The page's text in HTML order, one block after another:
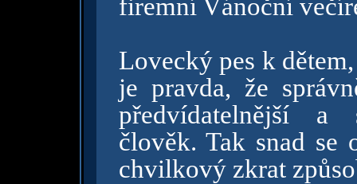
firemní Vánoční
Lovecký pes k
je pravda, že
předvídatelnější a
člověk. Tak snad se
chvilkový zkrat